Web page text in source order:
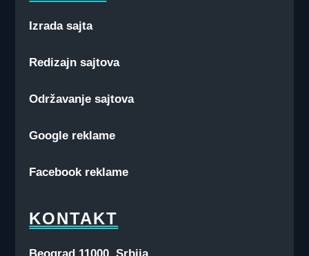
Izrada sajta
Redizajn sajtova
Održavanje sajtova
Google reklame
Facebook reklame
KONTAKT